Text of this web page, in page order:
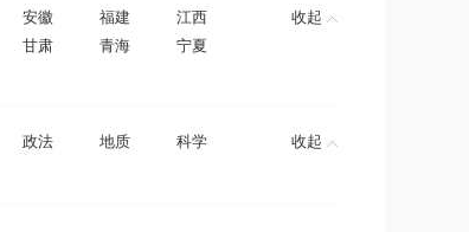
安徽 福建
江西
甘肃 青海
宁夏
收起
政法 地质
科学
收起